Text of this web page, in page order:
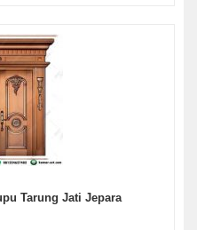
Tarung Jati Jepara